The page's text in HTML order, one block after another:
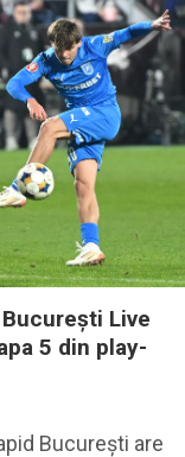
Live
5 din play-
București are